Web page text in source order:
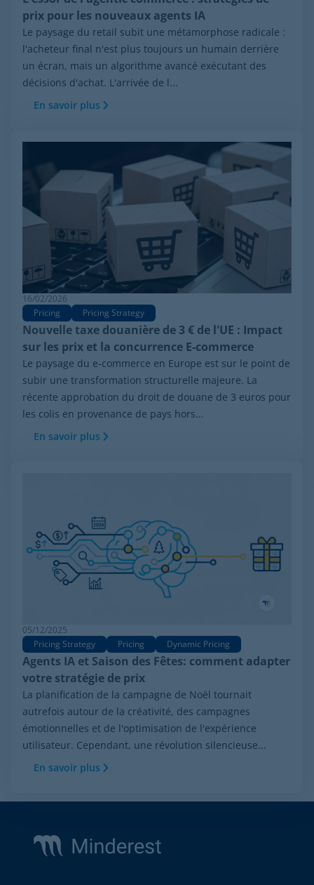
prix pour les nouveaux agents IA
Le paysage du retail subit une métamorphose radicale :
l'acheteur final n'est plus toujours un humain derrière
un écran, mais un algorithme avancé exécutant des
décisions d'achat. L'arrivée de l...
En savoir plus
16/02/2026
Pricing
Pricing Strategy
Nouvelle taxe douanière de 3 € de l'UE : Impact
sur les prix et la concurrence E-commerce
Le paysage du e-commerce en Europe est sur le point de
subir une transformation structurelle majeure. La
récente approbation du droit de douane de 3 euros pour
les colis en provenance de pays hors...
En savoir plus
05/12/2025
Pricing Strategy
Pricing Dynamic Pricing
Agents IA et Saison des Fêtes: comment adapter
votre stratégie de prix
La planification de la campagne de Noël tournait
autrefois autour de la créativité, des campagnes
émotionnelles et de l'optimisation de l'expérience
utilisateur. Cependant, une révolution silencieuse...
En savoir plus